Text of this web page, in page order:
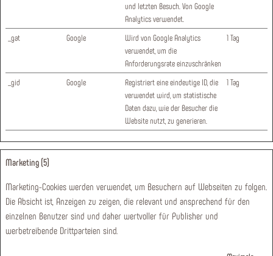
und letzten Besuch. Von Google
Analytics verwendet.
_gat Google
Wird von Google Analytics
verwendet, um die
Anforderungsrate einzuschränken
1 Tag
_gid Google
Registriert eine eindeutige ID, die
verwendet wird, um statistische
Daten dazu, wie der Besucher die
Website nutzt, zu generieren.
1 Tag
Marketing (5)
Marketing-Cookies werden verwendet, um Besuchern auf Webseiten zu folgen.
Die Absicht ist, Anzeigen zu zeigen, die relevant und ansprechend für den
einzelnen Benutzer sind und daher wertvoller für Publisher und
werbetreibende Drittparteien sind.